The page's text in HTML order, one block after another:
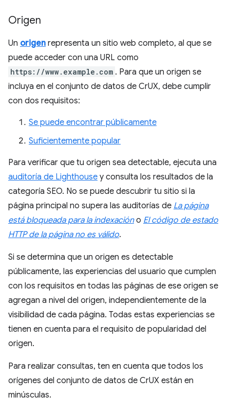
Origen
Un origen representa un sitio web completo, al que se
puede acceder con una URL como
https://www.example.com . Para que un origen se
incluya en el conjunto de datos de CrUX, debe cumplir
con dos requisitos:
Se puede encontrar públicamente
Suficientemente popular
Para verificar que tu origen sea detectable, ejecuta una
auditoría de Lighthouse y consulta los resultados de la
categoría SEO. No se puede descubrir tu sitio si la
página principal no supera las auditorías de La página
está bloqueada para la indexacióno El código de estado
HTTP de la página no es válido.
Si se determina que un origen es detectable
públicamente, las experiencias del usuario que cumplen
con los requisitos en todas las páginas de ese origen se
agregan a nivel del origen, independientemente de la
visibilidad de cada página. Todas estas experiencias se
tienen en cuenta para el requisito de popularidad del
origen.
Para realizar consultas, ten en cuenta que todos los
orígenes del conjunto de datos de CrUX están en
minúsculas.